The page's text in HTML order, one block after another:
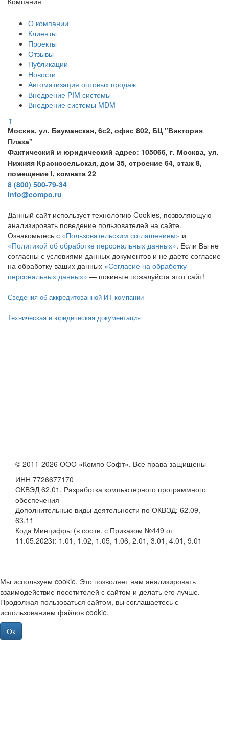
О компании
Клиенты
Проекты
Отзывы
Публикации
Новости
Автоматизация оптовых продаж
Внедрение PIM системы
Внедрение системы MDM
↑
Москва, ул. Бауманская, 6с2, офис 802, БЦ "Виктория
Плаза"
Фактический и юридический адрес: 105066, г. Москва, ул.
Нижняя Красносельская, дом 35, строение 64, этаж 8,
помещение I, комната 22
8 (800) 500-79-34
info@compo.ru
Данный сайт использует технологию Cookies, позволяющую
анализировать поведение пользователей на сайте.
Ознакомьтесь с «Пользовательским соглашением» и
«Политикой об обработке персональных данных». Если Вы не
согласны с условиями данных документов и не даете согласие
на обработку ваших данных «Согласие на обработку
персональных данных» — покиньте пожалуйста этот сайт!
Сведения об аккредитованной ИТ-компании
Техническая и юридическая документация
© 2011-2026 ООО «Компо Софт». Все права защищены
ИНН 7726677170
ОКВЭД 62.01. Разработка компьютерного программного
обеспечения
Дополнительные виды деятельности по ОКВЭД: 62.09,
63.11
Кода Минцифры (в соотв. с Приказом №449 от
11.05.2023): 1.01, 1.02, 1.05, 1.06, 2.01, 3.01, 4.01, 9.01
Мы используем cookie. Это позволяет нам анализировать
взаимодействие посетителей с сайтом и делать его лучше.
Продолжая пользоваться сайтом, вы соглашаетесь с
использованием файлов cookie.
Ок